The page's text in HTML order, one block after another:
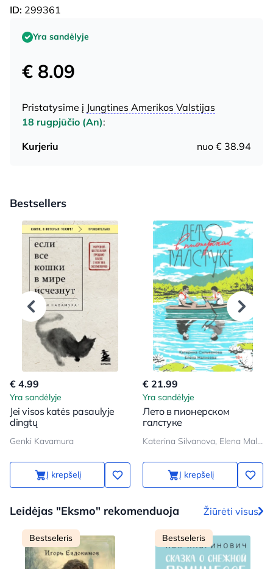
ID: 299361
Yra sandėlyje
€ 8.09
Pristatysime į Jungtines Amerikos Valstijas
18 rugpjūčio (An):
Kurjeriu
nuo € 38.94
Bestsellers
€ 4.99
Yra sandėlyje
Jei visos katės pasaulyje
dingtų
Genki Kavamura
Į krepšelį
€ 21.99
Yra sandėlyje
Лето в пионерском
галстуке
Katerina Silvanova, Elena Malisova
Į krepšelį
Leidėjas "Eksmo" rekomenduoja Žiūrėti visus
Bestseleris Bestseleris